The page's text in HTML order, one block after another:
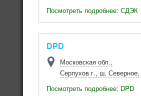
Посмотреть подробнее: СДЭК
DPD
Московская обл.,
Серпухов г., ш. Северное,
Посмотреть подробнее: DPD